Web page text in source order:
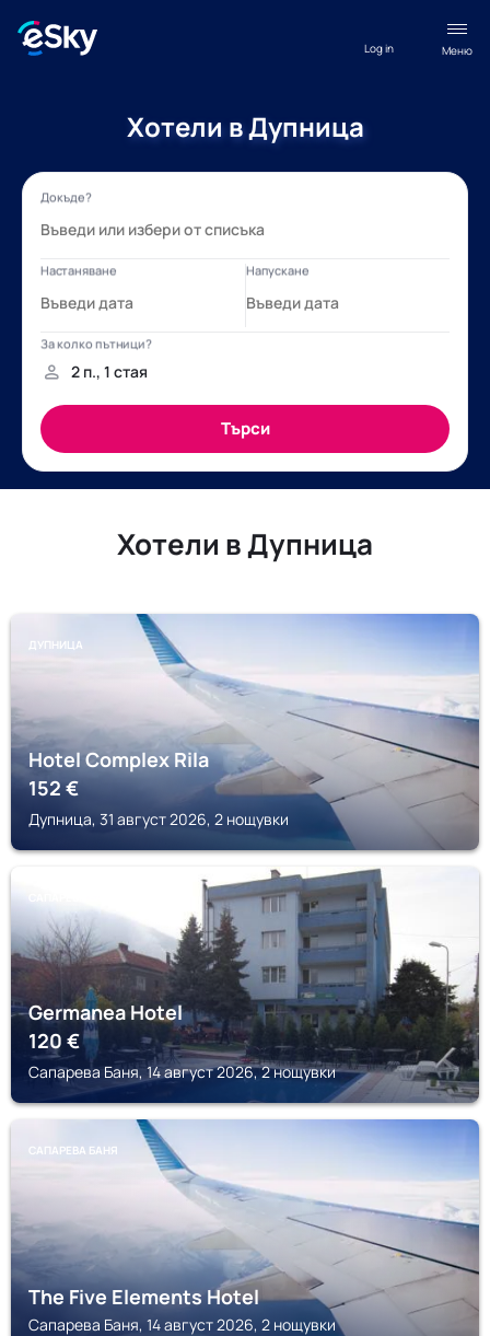
Меню
Log in
Хотели в Дупница
Хотели в Дупница
ДУПНИЦА
Hotel Complex Rila
152€
Дупница, 31 август 2026, 2 нощувки
Germanea Hotel
120 €
Сапарева Баня, 14 август 2026, 2 нощувки
САПАРЕВА БАНЯ
The Five Elements Hotel
Сапарева Баня, 14 август 2026, 2 нощувки